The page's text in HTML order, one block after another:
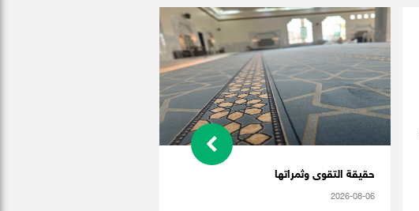
حقيقة التقوى وثمراتها
2026-08-06